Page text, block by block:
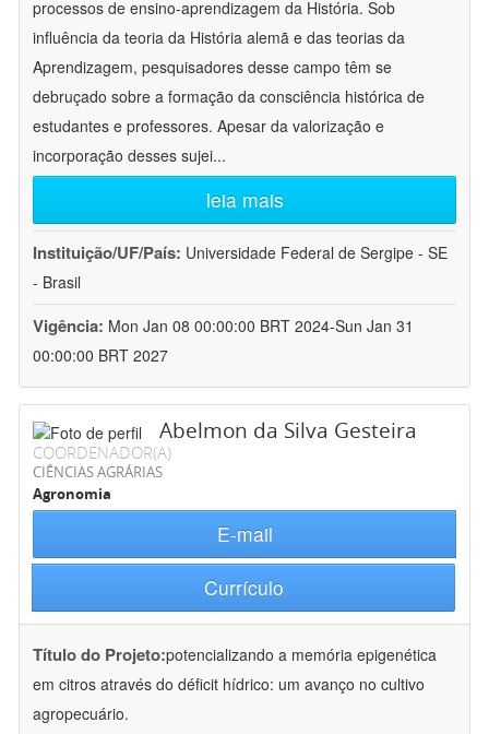
processos de ensino-aprendizagem da História. Sob
influência da teoria da História alemã e das teorias da
Aprendizagem, pesquisadores desse campo têm se
debruçado sobre a formação da consciência histórica de
estudantes e professores. Apesar da valorização e
incorporação desses sujei...
leia mais
Instituição/UF/País: Universidade Federal de Sergipe - SE
- Brasil
Vigência: Mon Jan 08 00:00:00 BRT 2024-Sun Jan 31
00:00:00 BRT 2027
Abelmon da Silva Gesteira
COORDENADOR(A)
CIÊNCIAS AGRÁRIAS
Agronomia
E-mail
Currículo
Título do Projeto:potencializando a memória epigenética
em citros através do déficit hídrico: um avanço no cultivo
agropecuário.